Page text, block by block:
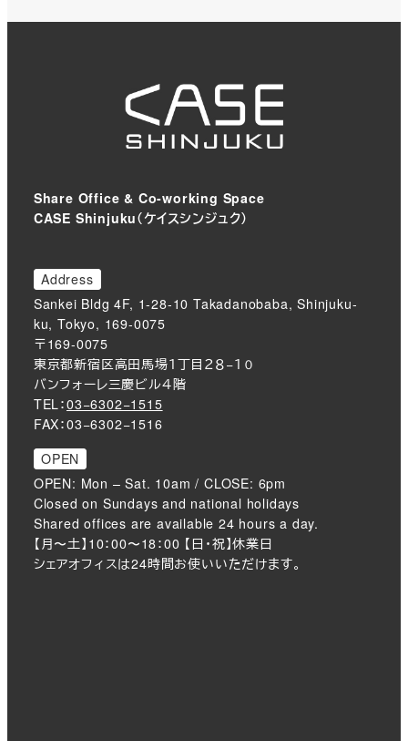
Share Office & Co-working Space
CASE Shinjuku（ケイスシンジュク）
Address
Sankei Bldg 4F, 1-28-10 Takadanobaba, Shinjuku-
ku, Tokyo, 169-0075
〒169-0075
東京都新宿区高田馬場１丁目２８−１０
バンフォーレ三慶ビル４階
TEL：03−6302−1515
FAX：03−6302−1516
OPEN
OPEN: Mon – Sat. 10am / CLOSE: 6pm
Closed on Sundays and national holidays
Shared offices are available 24 hours a day.
【月〜土】10：00〜18：00 【日・祝】休業日
シェアオフィスは24時間お使いいただけます。